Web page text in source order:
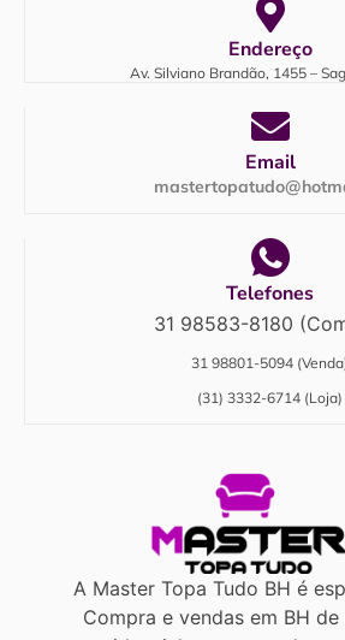
Endereço
Av. Silviano Brandão, 1455 –
Email
Telefones
31 98583-8180
31 98801-5094
(31) 3332-6714 (Loja)
A Master Topa Tudo BH é
Compra e vendas em BH